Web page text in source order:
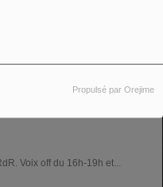
Propulsé par Orejime
Voix off du 16h-19h et...